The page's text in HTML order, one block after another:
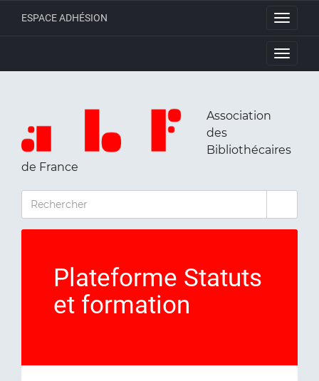
Toggle
ESPACE ADHÉSION
Toggle
Association
des
Bibliothécaires
de France
RECHERCHER
Plateforme Statuts
et formation